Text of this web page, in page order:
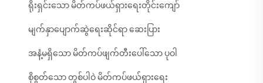
ရိုးရှင်းသော မိတ်ကပ်ဖယ်ရှားရေးတိုင်းကျော်
မျက်နှာပျောက်ဆွဲရေးဆိုင်ရာ ဆေးပြား
အနံ့မရှိသော မိတ်ကပ်ဖျက်တီးပေါ်သော ပုဝါ
စိုစွတ်သော တွစ်ပါဝဲ မိတ်ကပ်ဖယ်ရှားရေး